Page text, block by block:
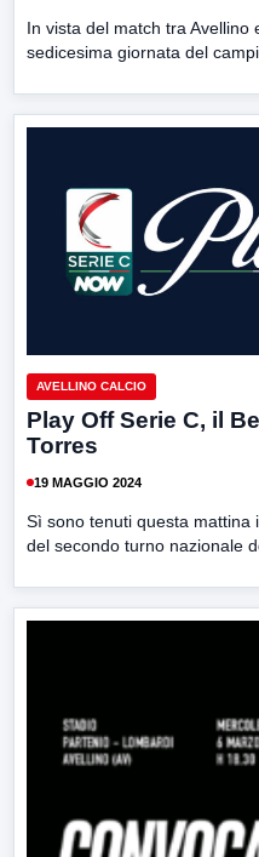
In vista del match tra Avellino
sedicesima giornata del
AVELLINO CALCIO
Play Off Serie C, il
Torres
19 MAGGIO 2024
Sì sono tenuti questa mattina
del secondo turno nazionale